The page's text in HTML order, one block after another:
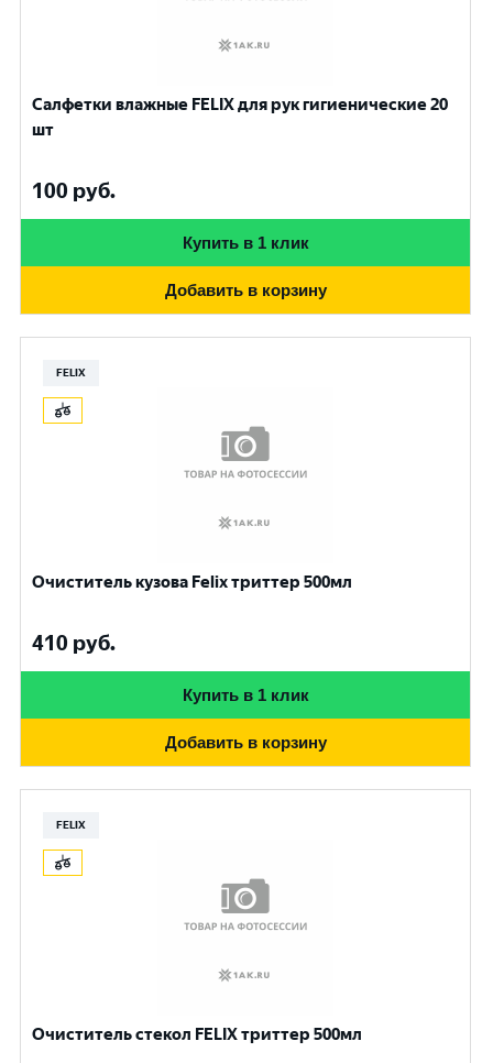
Салфетки влажные FELIX для рук гигиенические 20
шт
100 руб.
Купить в 1 клик
Добавить в корзину
FELIX
Очиститель кузова Felix триттер 500мл
410 руб.
Купить в 1 клик
Добавить в корзину
FELIX
Очиститель стекол FELIX триттер 500мл